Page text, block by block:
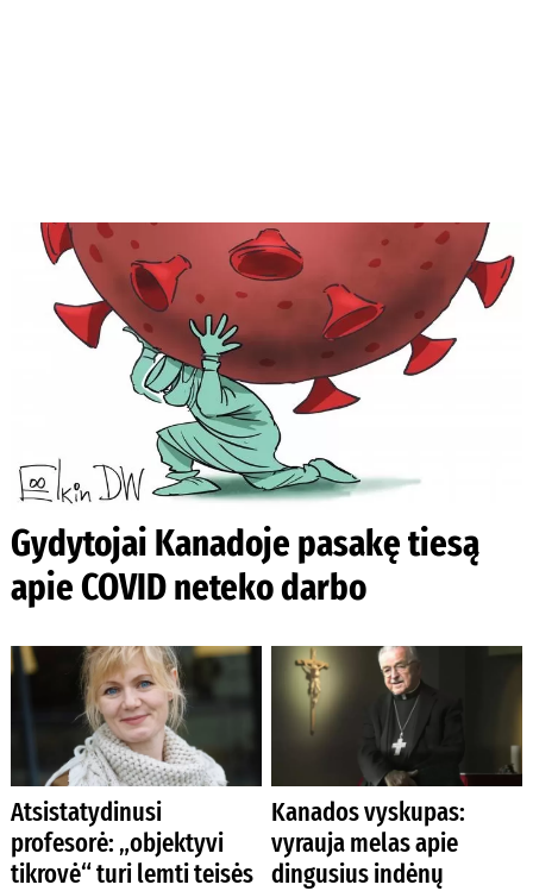
Gydytojai Kanadoje pasakę tiesą
apie COVID neteko darbo
Atsistatydinusi
profesorė: „objektyvi
tikrovė“ turi lemti teisės
Kanados vyskupas:
vyrauja melas apie
dingusius indėnų